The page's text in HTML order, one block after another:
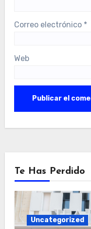
Correo electrónico *
Web
Te Has Perdido
Uncategorized